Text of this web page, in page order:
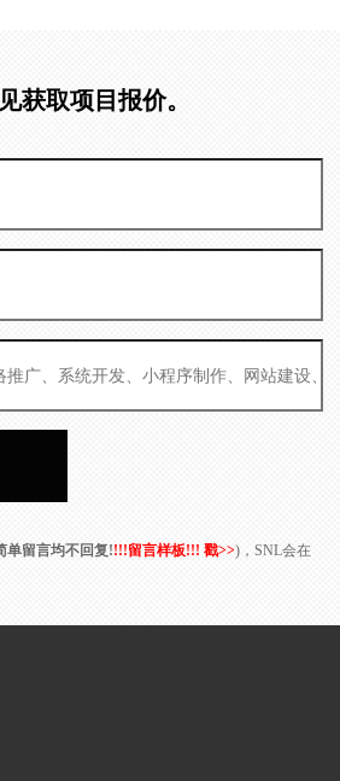
获取项目报价。
单留言均不回复!!!!留言样板!!! 戳>>)，SNL会在